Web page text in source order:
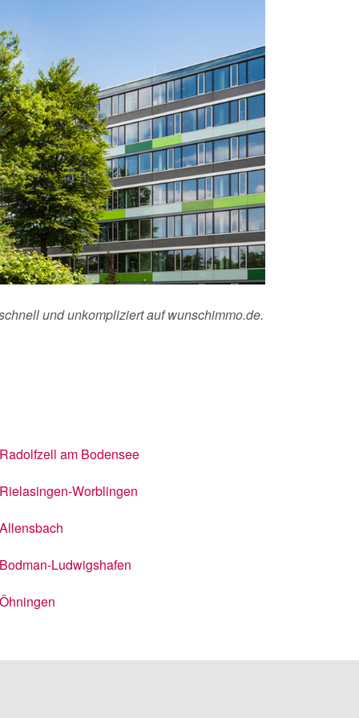
und unkompliziert auf wunschimmo.de.
Radolfzell am Bodensee
Rielasingen-Worblingen
Allensbach
Bodman-Ludwigshafen
Öhningen